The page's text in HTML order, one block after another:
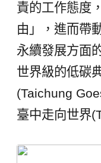
責的工作態度
由」，進而帶
永續發展方面
世界級的低碳
(Taichung
臺中走向世界